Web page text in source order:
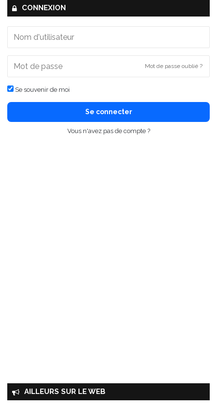
CONNEXION
Mot de passe oublié ?
Se souvenir de moi
Se connecter
Vous n'avez pas de compte ?
AILLEURS SUR LE WEB